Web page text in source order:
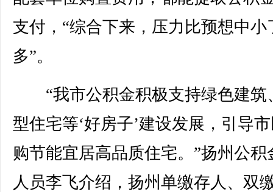
支付，“综合下来，压力比预想中小
多”。
“我市公积金积极支持绿色建筑
型住宅等‘好房子’建设发展，引导
购节能宜居高品质住宅。”扬州公积
人员李飞介绍，扬州单缴存人、双